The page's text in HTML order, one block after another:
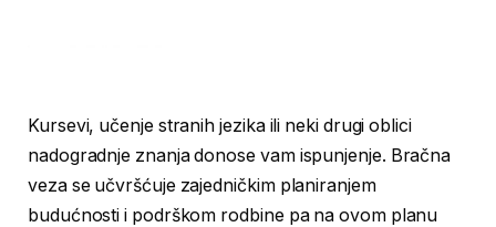
Kursevi, učenje stranih jezika ili neki drugi oblici
nadogradnje znanja donose vam ispunjenje. Bračna
veza se učvršćuje zajedničkim planiranjem
budućnosti i podrškom rodbine pa na ovom planu